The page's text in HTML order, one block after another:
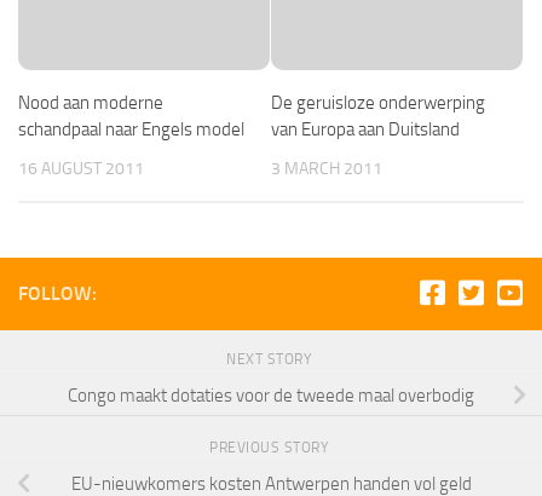
Nood aan moderne
schandpaal naar Engels model
16 AUGUST 2011
De geruisloze onderwerping
van Europa aan Duitsland
3 MARCH 2011
FOLLOW:
NEXT STORY
Congo maakt dotaties voor de tweede maal overbodig
PREVIOUS STORY
EU-nieuwkomers kosten Antwerpen handen vol geld